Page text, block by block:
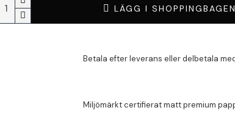
LÄGG I SHOPPINGBAGEN